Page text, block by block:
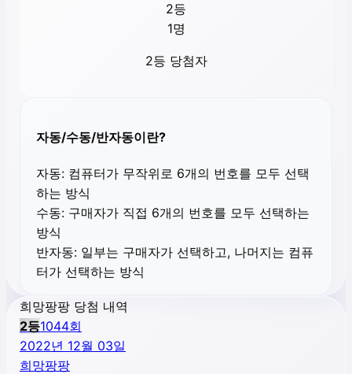
2등
1명
2등 당첨자
자동/수동/반자동이란?
자동: 컴퓨터가 무작위로 6개의 번호를 모두 선택
하는 방식
수동: 구매자가 직접 6개의 번호를 모두 선택하는
방식
반자동: 일부는 구매자가 선택하고, 나머지는 컴퓨
터가 선택하는 방식
희망팡팡 당첨 내역
2등1044회
2022년 12월 03일
희망팡팡